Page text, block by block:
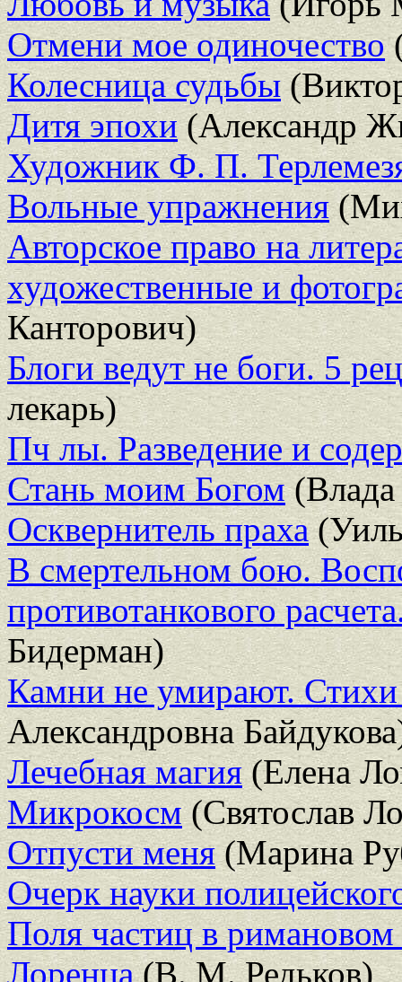
Отмени мое одиночество
Колесница судьбы
Дитя эпохи(Александр
Художник Ф. П.
Вольные упражнения
Авторское право на
художественные и
Канторович)
Блоги ведут не боги. 5
лекарь)
Пч лы. Разведение и
Стань моим Богом(Влада
Осквернитель праха
В смертельном бою.
противотанкового
Бидерман)
Камни не умирают. Стихи
Александровна
Лечебная магия(Елена
Микрокосм(Святослав
Отпусти меня(Марина
Очерк науки
Поля частиц в римановом
Лоренца(В. М. Редьков)